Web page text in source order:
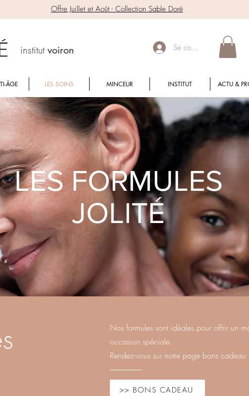
Offre Juillet et Août - Collection Sable Doré
institutvoiron Se connecter
ÂGE LES SOINS MINCEUR INSTITUT ACTU &
LES FORMULES
JOLITÉ
Nos formules sont idéales pour offrir un
occasion spéciale.
Rendez-vous sur notre page bons
>> BONS CADEAU